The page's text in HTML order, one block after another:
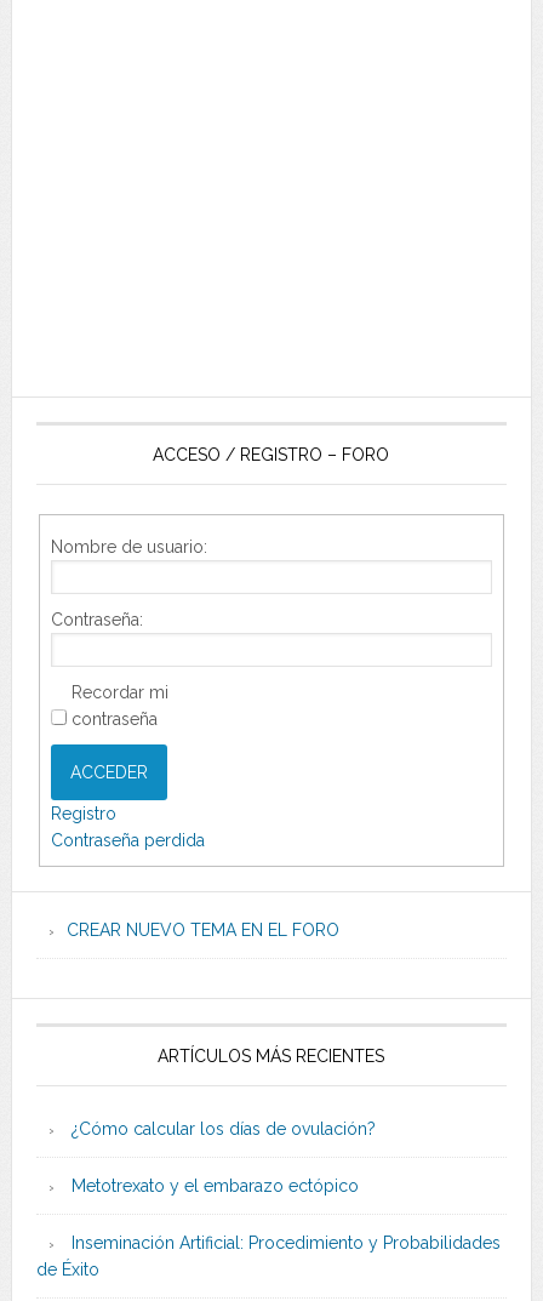
ACCESO / REGISTRO – FORO
Nombre de usuario:
Contraseña:
Recordar mi
contraseña
ACCEDER
Registro
Contraseña perdida
CREAR NUEVO TEMA EN EL FORO
ARTÍCULOS MÁS RECIENTES
¿Cómo calcular los días de ovulación?
Metotrexato y el embarazo ectópico
Inseminación Artificial: Procedimiento y Probabilidades
de Éxito